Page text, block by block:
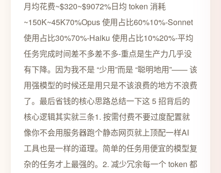
月均花费~$320~$9072%日均 token 消耗
~150K~45K70%Opus 使用占比60%10%-Sonnet
使用占比30%70%-Haiku 使用占比10%20%-平均
任务完成时间差不多差不多-重点是生产力几乎没
有下降。因为我不是 “少用”而是 “聪明地用”—— 该
用强模型的时候还是用只是不该浪费的地方不浪费
了。最后省钱的核心思路总结一下这 5 招背后的
核心逻辑其实就三条1. 按需付费不要过度配置就
像你不会用服务器跑个静态网页就上顶配一样AI
工具也是一样的道理。简单的任务用便宜的模型复
杂的任务才上最强的。2. 减少冗余每一个 token 都